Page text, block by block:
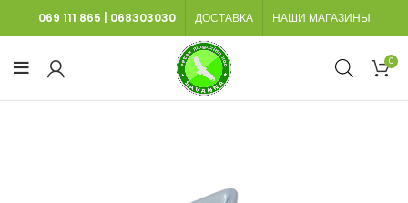
069 111 865 068303030 ДОСТАВКА НАШИ МАГАЗИНЫ
0